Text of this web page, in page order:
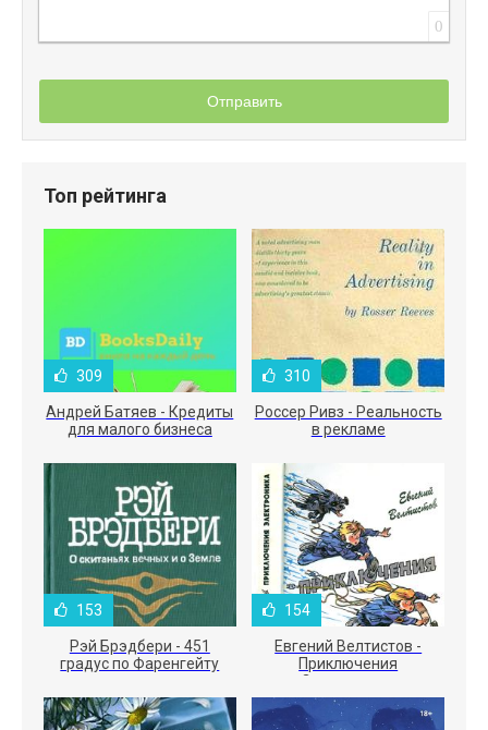
0
Отправить
Топ рейтинга
309
Андрей Батяев - Кредиты
для малого бизнеса
310
Россер Ривз - Реальность
в рекламе
153
Рэй Брэдбери - 451
градус по Фаренгейту
154
Евгений Велтистов -
Приключения
Электроника